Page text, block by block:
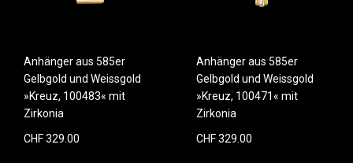
Anhänger aus 585er
Gelbgold und Weissgold
»Kreuz, 100483« mit
Zirkonia
CHF 329.00
Anhänger aus 585er
Gelbgold und Weissgold
»Kreuz, 100471« mit
Zirkonia
CHF 329.00